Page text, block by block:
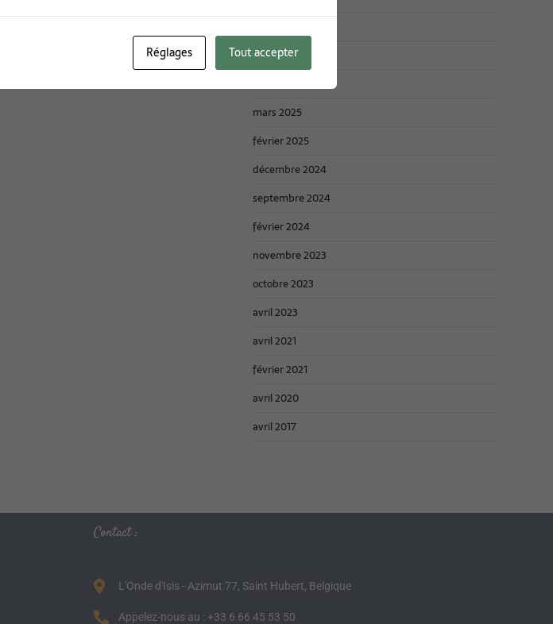
novembre 2025
mars 2025
février 2025
décembre 2024
septembre 2024
février 2024
novembre 2023
octobre 2023
avril 2023
avril 2021
février 2021
avril 2020
avril 2017
Contact :
L'Onde d'Isis - Azimut 77, Saint Hubert, Belgique
Appelez-nous au : +33 6 66 45 53 50
Réglages Tout accepter